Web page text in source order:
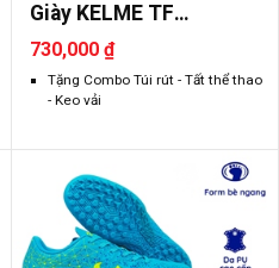
Giày KELME TF
8521ZX1701
730,000 ₫
Tặng Combo Túi rút - Tất thể thao
- Keo vải